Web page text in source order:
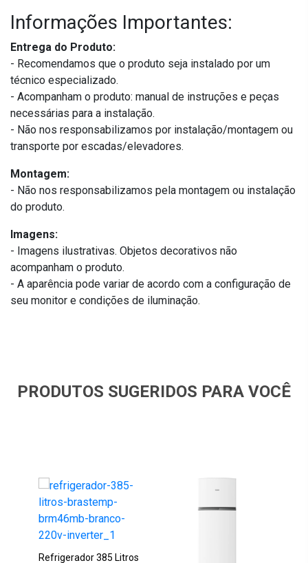
Informações Importantes:
Entrega do Produto:
- Recomendamos que o produto seja instalado por um
técnico especializado.
- Acompanham o produto: manual de instruções e peças
necessárias para a instalação.
- Não nos responsabilizamos por instalação/montagem ou
transporte por escadas/elevadores.
Montagem:
- Não nos responsabilizamos pela montagem ou instalação
do produto.
Imagens:
- Imagens ilustrativas. Objetos decorativos não
acompanham o produto.
- A aparência pode variar de acordo com a configuração de
seu monitor e condições de iluminação.
PRODUTOS SUGERIDOS PARA VOCÊ
Refrigerador 385 Litros